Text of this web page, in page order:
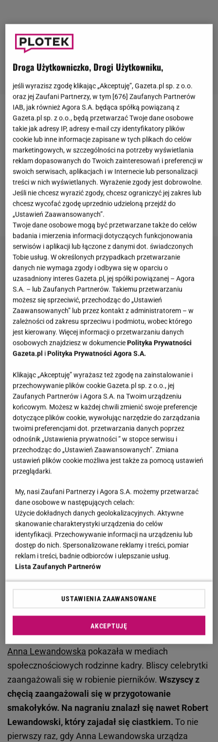
W grudniuAnna Lewandowskagodzi życie rodzinne
z udziałem w wielu wydarzeniach towarzyskich oraz
pracą nad projektami związanymi z jej działalnością
biznesową. Mimo bardzo napiętego harmonogramu
znalazła jednak chwilę, by zadbać o świąteczny
klimat w domu. Niedawno wspólnie z najbliższymi
ubrała choinkę, a teraz po raz kolejny poświęciła
czas na pieczenie pierników.
Zobacz wideo
Anna Lewandowska robi świąteczny przysmak.
Nawet Robert się zaangażował
Anna Lewandowska pokazała w mediach
społecznościowych rodzinne kadry. Bliscy celebrytki
zaangażowali się w robienie pierników. Wszyscy z
chęcią zaangażowali się w przygotowanie
smakołyków. Na nagraniu znalazł się nawet Robert
Lewandowski, który zajadał się ciastkiem. To nie
pierwszy raz, gdy Anna Lewandowska urządza
Droga Użytkowniczko, Drogi Użytkowniku,
jeśli wyrazisz zgodę klikając „Akceptuję”, Gazeta.pl sp. z o.o.
oraz jej Zaufani Partnerzy, w tym [676] Zaufanych Partnerów
IAB, jak również Agora S.A. będąca spółką powiązaną z
Gazeta.pl sp. z o.o., będą przetwarzać Twoje dane osobowe
takie jak adresy IP, adresy e-mail czy identyfikatory plików
cookie lub inne informacje zapisane w tych plikach do celów
marketingowych, w szczególności na potrzeby wyświetlania
reklam dopasowanych do Twoich zainteresowań i preferencji w
swoich serwisach, aplikacjach i w Internecie lub personalizacji
treści w nich wyświetlanych. Wyrażenie zgody jest dobrowolne.
Jeśli nie chcesz wyrazić zgody, chcesz ograniczyć jej zakres lub
chcesz wycofać zgodę uprzednio udzieloną przejdź do
„Ustawień Zaawansowanych”.
Twoje dane osobowe mogą być przetwarzane także do celów
badania i mierzenia informacji dotyczących funkcjonowania
serwisów i aplikacji lub łączone z danymi dot. świadczonych
Tobie usług. W określonych przypadkach przetwarzanie
danych nie wymaga zgody i odbywa się w oparciu o
uzasadniony interes Gazeta.pl, jej spółki powiązanej – Agora
S.A. – lub Zaufanych Partnerów. Takiemu przetwarzaniu
możesz się sprzeciwić, przechodząc do „Ustawień
Zaawansowanych” lub przez kontakt z administratorem – w
zależności od zakresu sprzeciwu i podmiotu, wobec którego
jest kierowany. Więcej informacji o przetwarzaniu danych
osobowych znajdziesz w dokumenciePolityka Prywatności
Gazeta.pl iPolityka Prywatności Agora S.A.
Klikając „Akceptuję” wyrażasz też zgodę na zainstalowanie i
przechowywanie plików cookie Gazeta.pl sp. z o.o., jej
Zaufanych Partnerów i Agora S.A. na Twoim urządzeniu
końcowym. Możesz w każdej chwili zmienić swoje preferencje
dotyczące plików cookie, wywołując narzędzie do zarządzania
twoimi preferencjami dot. przetwarzania danych poprzez
odnośnik „Ustawienia prywatności ” w stopce serwisu i
przechodząc do „Ustawień Zaawansowanych”. Zmiana
ustawień plików cookie możliwa jest także za pomocą ustawień
przeglądarki.
My, nasi Zaufani Partnerzy i Agora S.A. możemy przetwarzać
dane osobowe w następujących celach:
Użycie dokładnych danych geolokalizacyjnych. Aktywne
skanowanie charakterystyki urządzenia do celów
identyfikacji. Przechowywanie informacji na urządzeniu lub
dostęp do nich. Spersonalizowane reklamy i treści, pomiar
reklam i treści, badnie odbiorców i ulepszanie usług.
Lista Zaufanych Partnerów
USTAWIENIA ZAAWANSOWANE
AKCEPTUJĘ